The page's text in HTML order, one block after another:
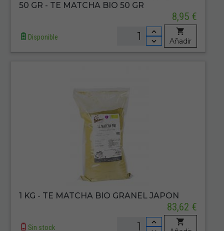
50 GR - TE MATCHA BIO 50 GR
8,95 €
Disponible Añadir
1 KG - TE MATCHA BIO GRANEL JAPON
83,62 €
Sin stock